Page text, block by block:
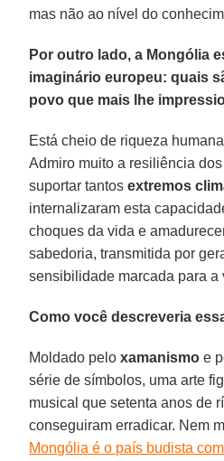
mas não ao nível do
Por outro lado, a Mongólia
imaginário europeu: quais
povo que mais lhe
Está cheio de riqueza
Admiro muito a resiliência
suportar tantosextremos
internalizaram esta
choques da vida e
sabedoria, transmitida por
sensibilidade marcada para a
Como você descreveria
Moldado peloxamanismo e
série de símbolos, uma arte
musical que setenta anos de
conseguiram erradicar. Nem
Mongólia é o país budista